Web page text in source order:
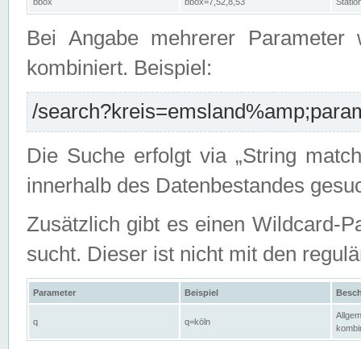
Bei Angabe mehrerer Parameter
kombiniert. Beispiel:
/
Die Suche erfolgt via „String
innerhalb des Datenbestandes
Zusätzlich gibt es einen Wildcard-
sucht. Dieser ist nicht mit den
Parameter Beispiel
q q=köln